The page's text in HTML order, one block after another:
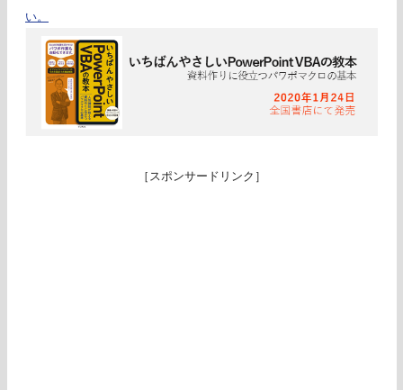
い。
［スポンサードリンク］